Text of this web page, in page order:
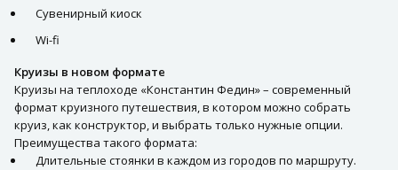
Сувенирный киоск
Wi-fi
Круизы в новом формате
Круизы на теплоходе «Константин Федин» – современный
формат круизного путешествия, в котором можно собрать
круиз, как конструктор, и выбрать только нужные опции.
Преимущества такого формата:
Длительные стоянки в каждом из городов по маршруту.